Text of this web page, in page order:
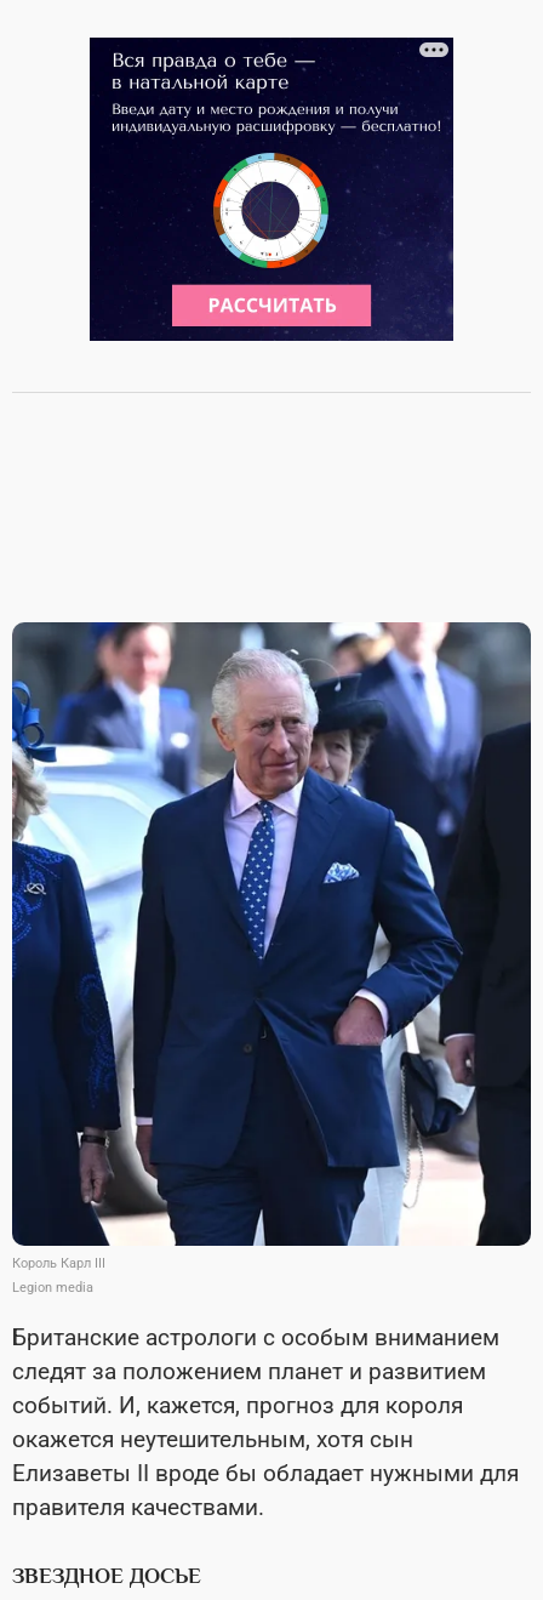
Король Карл III
Legion media
Британские астрологи с особым вниманием
следят за положением планет и развитием
событий. И, кажется, прогноз для короля
окажется неутешительным, хотя сын
Елизаветы II вроде бы обладает нужными для
правителя качествами.
ЗВЕЗДНОЕ ДОСЬЕ